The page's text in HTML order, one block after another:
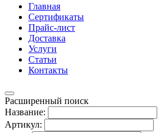
Главная
Сертификаты
Прайс-лист
Доставка
Услуги
Статьи
Контакты
Расширенный поиск
Название:
Артикул: